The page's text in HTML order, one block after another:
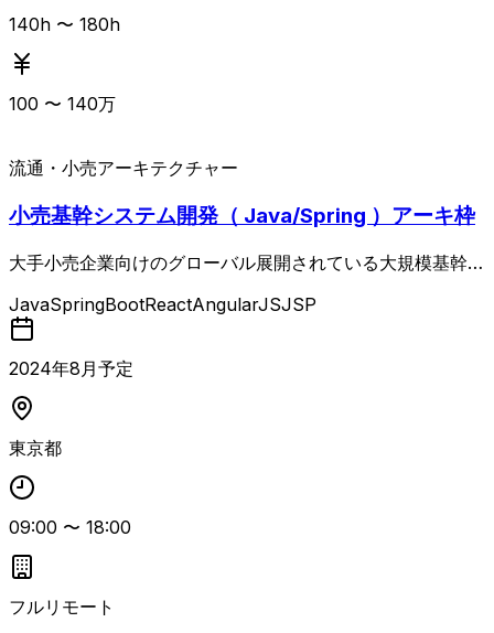
140h 〜 180h
100 〜 140万
流通・小売アーキテクチャー
小売基幹システム開発（ Java/Spring ）アーキ枠
大手小売企業向けのグローバル展開されている大規模基幹シ
ootを中心としたアプリケーション基盤開発および技術調
査・検証を行う案件。 バックエンド中心に、クラウド・コ
ンテナ環境上での技術検証、性能・セキュリティなど非機能
要件の改善、他システムや各種ツールとの連携・作り込みな
ど、チケットベースでタスクを対応します。 フルリモート
談しながら主体的に進められる方がマッチします。 アーキ
テクトとして既に経験豊富な方だけでなく、今後アーキテク
ト領域へキャリアを広げたい若手〜中堅層も検討可能なポジ
ションです。
JavaSpringBootReactAngularJSJSP
2024年8 月予定
東京都
09:00 〜 18:00
フルリモート